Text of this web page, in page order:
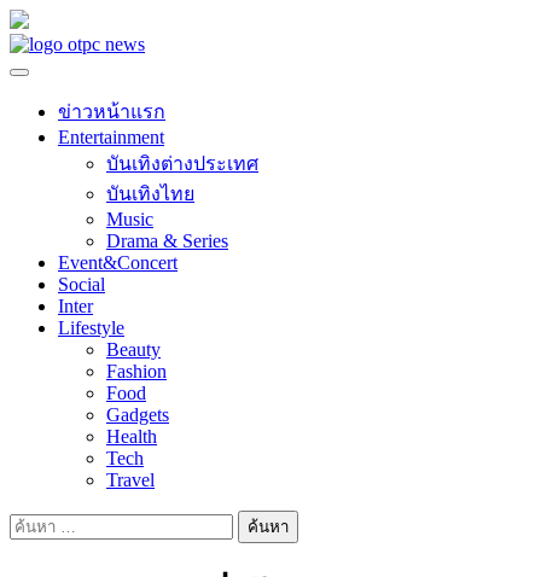
Skip
to
ข่าวหน้าแรก
Entertainment
บันเทิงต่างประเทศ
บันเทิงไทย
Music
Drama & Series
Event&Concert
Social
Inter
Lifestyle
Beauty
Fashion
Food
Gadgets
Health
Tech
Travel
ค้นหา